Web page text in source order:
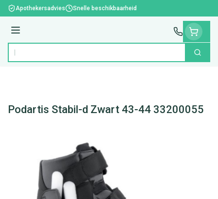
Ga naar de inhoud
Apothekersadvies Snelle beschikbaarheid
Menu
Product, merk, categorie... Zoek
Podartis Stabil-d Zwart 43-44 33200055